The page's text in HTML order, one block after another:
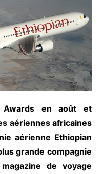
Awards en août et
aériennes africaines
aérienne Ethiopian
grande compagnie
de voyage